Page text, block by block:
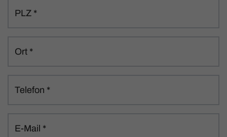
PLZ *
Ort *
Telefon *
E-Mail *